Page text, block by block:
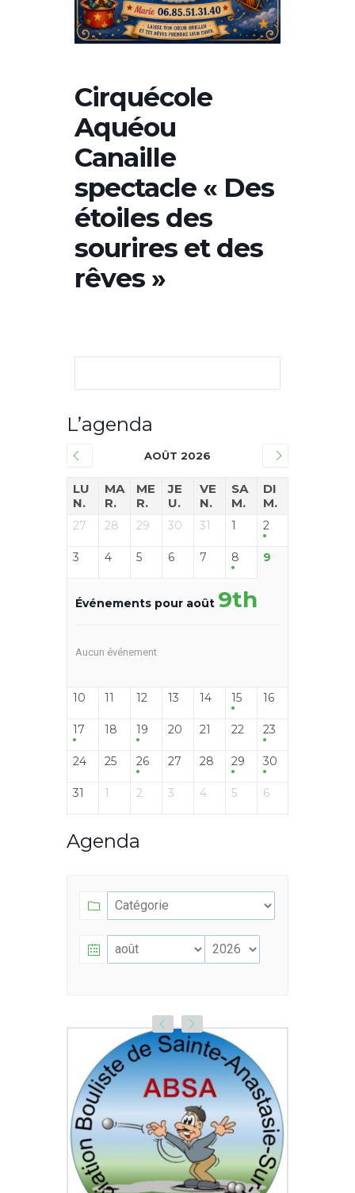
Cirquécole
Aquéou
Canaille
spectacle « Des
étoiles des
sourires et des
rêves »
L’agenda
AOÛT 2026
LU
N.
MA
R.
ME
R.
JE
U.
VE
N.
SA
M.
DI
M.
27 28 29 30 31 1 2
3 4 5 6 7 8 9
Événements pour août 9th
Aucun événement
10 11 12 13 14 15 16
17 18 19 20 21 22 23
24 25 26 27 28 29 30
31 1 2 3 4 5 6
Agenda